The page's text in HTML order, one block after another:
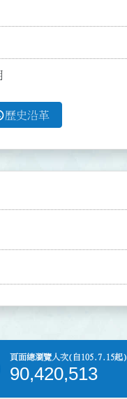
歷史沿革
頁面總瀏覽人次(自105.7.15起)
90,420,513